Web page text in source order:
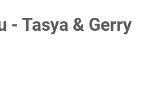
- Tasya & Gerry